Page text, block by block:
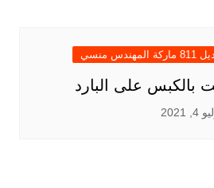
منسي
بالكبس على البارد
2021